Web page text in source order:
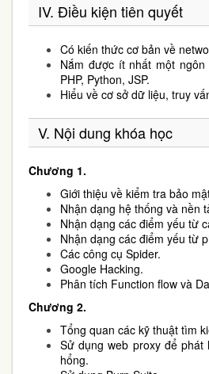
IV. Điều kiện tiên quyết
Có kiến thức cơ bản về
Nắm được ít nhất một
PHP, Python, JSP.
Hiểu về cơ sở dữ liệu, truy
V. Nội dung khóa học
Chương 1.
Giới thiệu về kiểm tra bảo
Nhận dạng hệ thống và nền
Nhận dạng các điểm yếu từ
Nhận dạng các điểm yếu từ
Các công cụ Spider.
Google Hacking.
Phân tích Function flow và
Chương 2.
Tổng quan các kỹ thuật tìm
Sử dụng web proxy để
hổng.